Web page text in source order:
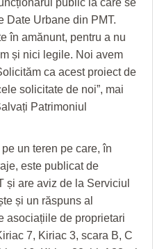
Date Urbane din PMT.
în amănunt, pentru a nu
și nici legile. Noi avem
ca acest proiect de
solicitate de noi”, mai
Patrimoniul
un teren pe care, în
este publicat de
și are aviz de la Serviciul
și un răspuns al
asociațiile de proprietari
7, Kiriac 3, scara B, C